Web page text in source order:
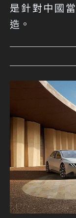
是針對中國
造。